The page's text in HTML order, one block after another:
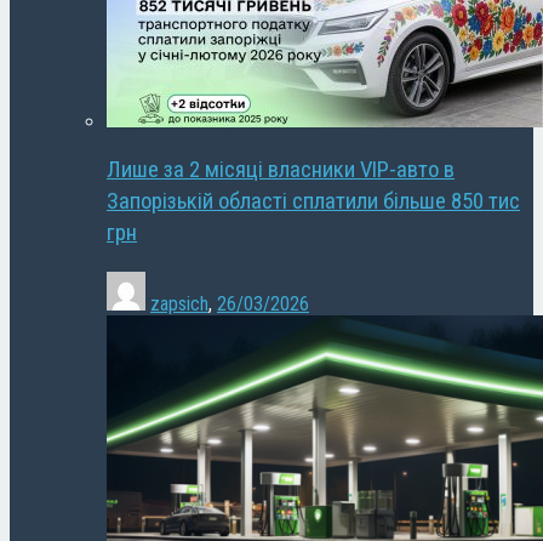
Лише за 2 місяці власники VIP-авто в
Запорізькій області сплатили більше 850 тис
грн
zapsich, 26/03/2026